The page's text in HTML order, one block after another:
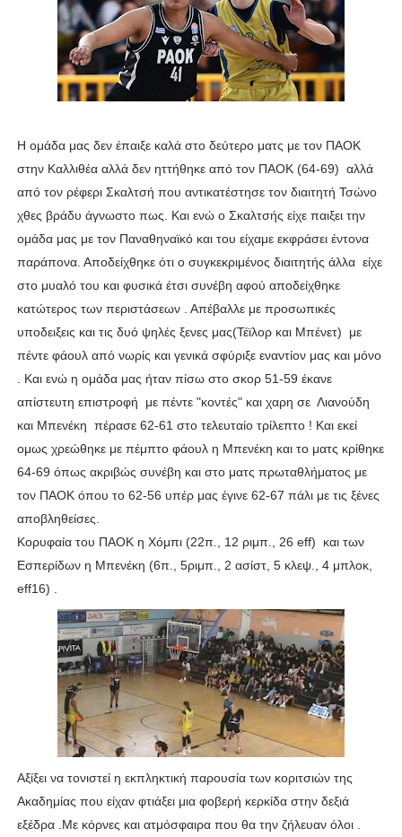
Η ομάδα μας δεν έπαιξε καλά στο δεύτερο ματς με τον ΠΑΟΚ
στην Καλλιθέα αλλά δεν ηττήθηκε από τον ΠΑΟΚ (64-69) αλλά
από τον ρέφερι Σκαλτσή που αντικατέστησε τον διαιτητή Τσώνο
χθες βράδυ άγνωστο πως. Και ενώ ο Σκαλτσής είχε παιξει την
ομάδα μας με τον Παναθηναϊκό και του είχαμε εκφράσει έντονα
παράπονα. Αποδείχθηκε ότι ο συγκεκριμένος διαιτητής άλλα είχε
στο μυαλό του και φυσικά έτσι συνέβη αφού αποδείχθηκε
κατώτερος των περιστάσεων . Απέβαλλε με προσωπικές
υποδειξεις και τις δυό ψηλές ξενες μας(Τέϊλορ και Μπένετ) με
πέντε φάουλ από νωρίς και γενικά σφύριξε εναντίον μας και μόνο
. Και ενώ η ομάδα μας ήταν πίσω στο σκορ 51-59 έκανε
απίστευτη επιστροφή με πέντε "κοντές" και χαρη σε Λιανούδη
και Μπενέκη πέρασε 62-61 στο τελευταίο τρίλεπτο ! Kαι εκεί
ομως χρεώθηκε με πέμπτο φάουλ η Μπενέκη και το ματς κρίθηκε
64-69 όπως ακριβώς συνέβη και στο ματς πρωταθλήματος με
τον ΠΑΟΚ όπου το 62-56 υπέρ μας έγινε 62-67 πάλι με τις ξένες
αποβληθείσες.
Κορυφαία του ΠΑΟΚ η Χόμπι (22π., 12 ριμπ., 26 eff) και των
Εσπερίδων η Μπενέκη (6π., 5ριμπ., 2 ασίστ, 5 κλεψ., 4 μπλοκ,
eff16) .
Αξίξει να τονιστεί η εκπληκτική παρουσία των κοριτσιών της
Ακαδημίας που είχαν φτιάξει μια φοβερή κερκίδα στην δεξιά
εξέδρα .Με κόρνες και ατμόσφαιρα που θα την ζήλευαν όλοι .